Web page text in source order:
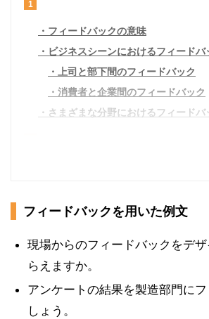
1
フィードバックの意味
ビジネスシーンにおけるフィードバ
上司と部下間のフィードバック
消費者と企業間のフィードバック
さまざまな分野におけるフィードバ
英語のフィードバックの使い方
名詞【feedback】を用いた例文
動詞【feed back】を用いた例文
フィードバックを用いた例文
現場からのフィードバックをデ
らえますか。
アンケートの結果を製造部門に
しょう。